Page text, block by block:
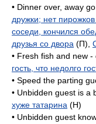
• Dinner over, away
дружки; нет
соседи, кончился
друзья со двора (П),
• Fresh fish and new
гость, что недолго
• Speed the parting
• Unbidden guest is a
хуже татарина (H)
• Unbidden guest